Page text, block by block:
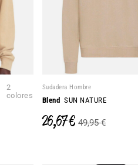
2
colores
Sudadera Hombre
Blend SUN NATURE
26,67 € 49,95 €